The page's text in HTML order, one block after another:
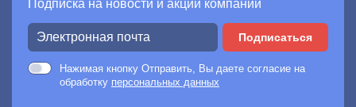
Подписка на новости и акции компании
Подписаться
Нажимая кнопку Отправить, Вы даете согласие на
обработку персональных данных